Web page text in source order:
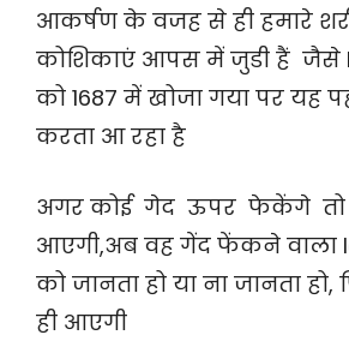
आकर्षण के वजह से ही हमारे
कोशिकाएं आपस में जुडी हैं जैसे
को 1687 में खोजा गया पर यह
करता आ रहा है
अगर कोई गेद ऊपर फेकेंगे तो
आएगी,अब वह गेंद फेंकने वाला
को जानता हो या ना जानता
ही आएगी